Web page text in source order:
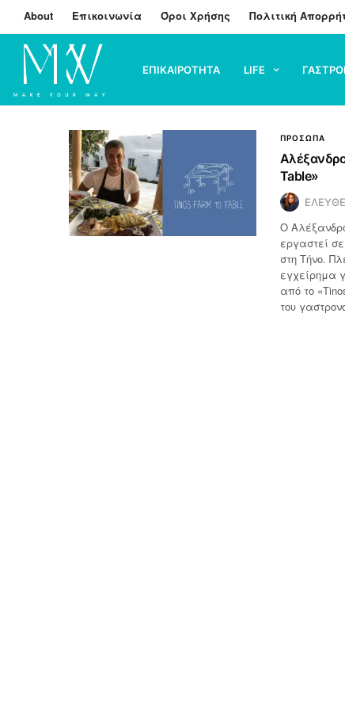
About Επικοινωνία Όροι Χρήσης Πολιτική
ΕΠΙΚΑΙΡΟΤΗΤΑ LIFE
ΠΡΟΣΩΠΑ
Table»
Ο
εργαστεί
στη Τήνο.
εγχείρημα
από το
του